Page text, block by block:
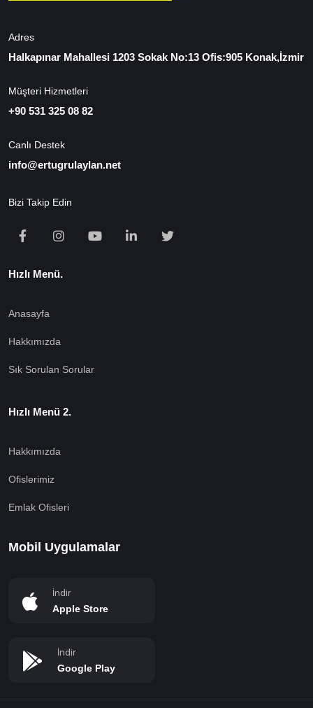
Adres
Halkapınar Mahallesi 1203 Sokak No:13 Ofis:905 Konak,İzmir
Müşteri Hizmetleri
+90 531 325 08 82
Canlı Destek
info@ertugrulaylan.net
Bizi Takip Edin
Hızlı Menü.
Anasayfa
Hakkımızda
Sık Sorulan Sorular
Hızlı Menü 2.
Hakkımızda
Ofislerimiz
Emlak Ofisleri
Mobil Uygulamalar
İndir
Apple Store
İndir
Google Play